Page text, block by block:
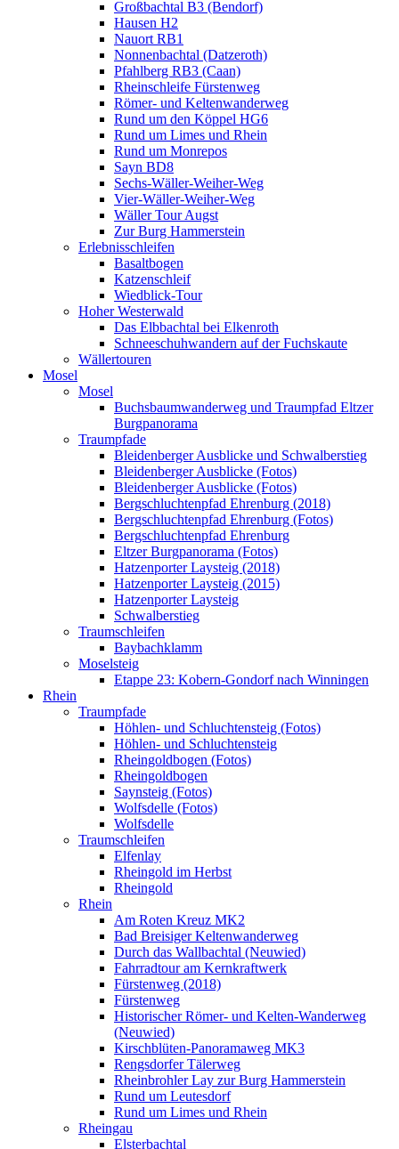
Großbachtal B3 (Bendorf)
Hausen H2
Nauort RB1
Nonnenbachtal (Datzeroth)
Pfahlberg RB3 (Caan)
Rheinschleife Fürstenweg
Römer- und Keltenwanderweg
Rund um den Köppel HG6
Rund um Limes und Rhein
Rund um Monrepos
Sayn BD8
Sechs-Wäller-Weiher-Weg
Vier-Wäller-Weiher-Weg
Wäller Tour Augst
Zur Burg Hammerstein
Erlebnisschleifen
Basaltbogen
Katzenschleif
Wiedblick-Tour
Hoher Westerwald
Das Elbbachtal bei Elkenroth
Schneeschuhwandern auf der Fuchskaute
Wällertouren
Mosel
Mosel
Buchsbaumwanderweg und Traumpfad Eltzer
Burgpanorama
Traumpfade
Bleidenberger Ausblicke und Schwalberstieg
Bleidenberger Ausblicke (Fotos)
Bleidenberger Ausblicke (Fotos)
Bergschluchtenpfad Ehrenburg (2018)
Bergschluchtenpfad Ehrenburg (Fotos)
Bergschluchtenpfad Ehrenburg
Eltzer Burgpanorama (Fotos)
Hatzenporter Laysteig (2018)
Hatzenporter Laysteig (2015)
Hatzenporter Laysteig
Schwalberstieg
Traumschleifen
Baybachklamm
Moselsteig
Etappe 23: Kobern-Gondorf nach Winningen
Rhein
Traumpfade
Höhlen- und Schluchtensteig (Fotos)
Höhlen- und Schluchtensteig
Rheingoldbogen (Fotos)
Rheingoldbogen
Saynsteig (Fotos)
Wolfsdelle (Fotos)
Wolfsdelle
Traumschleifen
Elfenlay
Rheingold im Herbst
Rheingold
Rhein
Am Roten Kreuz MK2
Bad Breisiger Keltenwanderweg
Durch das Wallbachtal (Neuwied)
Fahrradtour am Kernkraftwerk
Fürstenweg (2018)
Fürstenweg
Historischer Römer- und Kelten-Wanderweg
(Neuwied)
Kirschblüten-Panoramaweg MK3
Rengsdorfer Tälerweg
Rheinbrohler Lay zur Burg Hammerstein
Rund um Leutesdorf
Rund um Limes und Rhein
Rheingau
Elsterbachtal